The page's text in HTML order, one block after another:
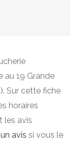
au 19 Grande
Sur cette fiche
horaires
les avis
avis si vous le